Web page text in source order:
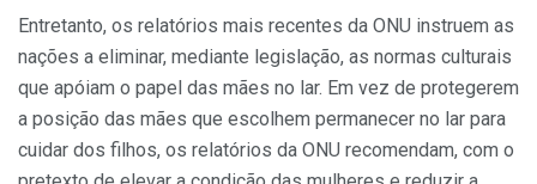
Entretanto, os relatórios mais recentes da ONU instruem as
nações a eliminar, mediante legislação, as normas culturais
que apóiam o papel das mães no lar. Em vez de protegerem
a posição das mães que escolhem permanecer no lar para
cuidar dos filhos, os relatórios da ONU recomendam, com o